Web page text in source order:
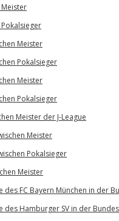
Meister
Pokalsieger
Meister
Pokalsieger
Meister der J-League
Meister
Pokalsieger
Meister
des FC Bayern München in der
des Hamburger SV in der